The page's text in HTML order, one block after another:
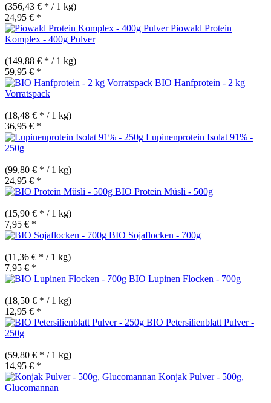
(356,43 € * / 1 kg)
24,95 € *
Piowald Protein
Komplex - 400g Pulver
(149,88 € * / 1 kg)
59,95 € *
BIO Hanfprotein - 2 kg
Vorratspack
(18,48 € * / 1 kg)
36,95 € *
Lupinenprotein Isolat 91% -
250g
(99,80 € * / 1 kg)
24,95 € *
BIO Protein Müsli - 500g
(15,90 € * / 1 kg)
7,95 € *
BIO Sojaflocken - 700g
(11,36 € * / 1 kg)
7,95 € *
BIO Lupinen Flocken - 700g
(18,50 € * / 1 kg)
12,95 € *
BIO Petersilienblatt Pulver -
250g
(59,80 € * / 1 kg)
14,95 € *
Konjak Pulver - 500g,
Glucomannan